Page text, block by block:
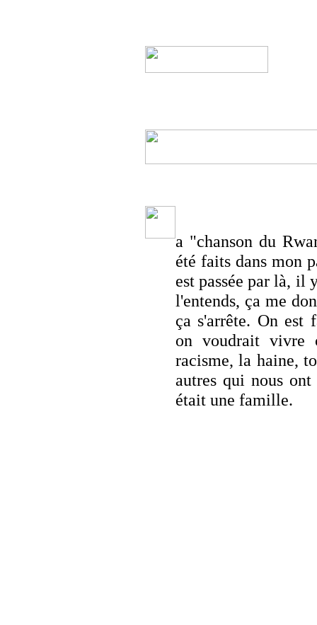
a "chanson du
été faits dans mon
est passée par là, il
l'entends, ça me
ça s'arrête. On est
on voudrait vivre
racisme, la haine,
autres qui nous
était une famille.